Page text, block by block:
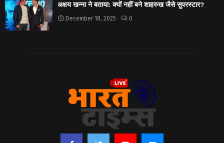
अक्षय खन्ना ने बताया: क्यों नहीं बने शाहरुख जैसे सुपरस्टार?
December 18, 2025 0